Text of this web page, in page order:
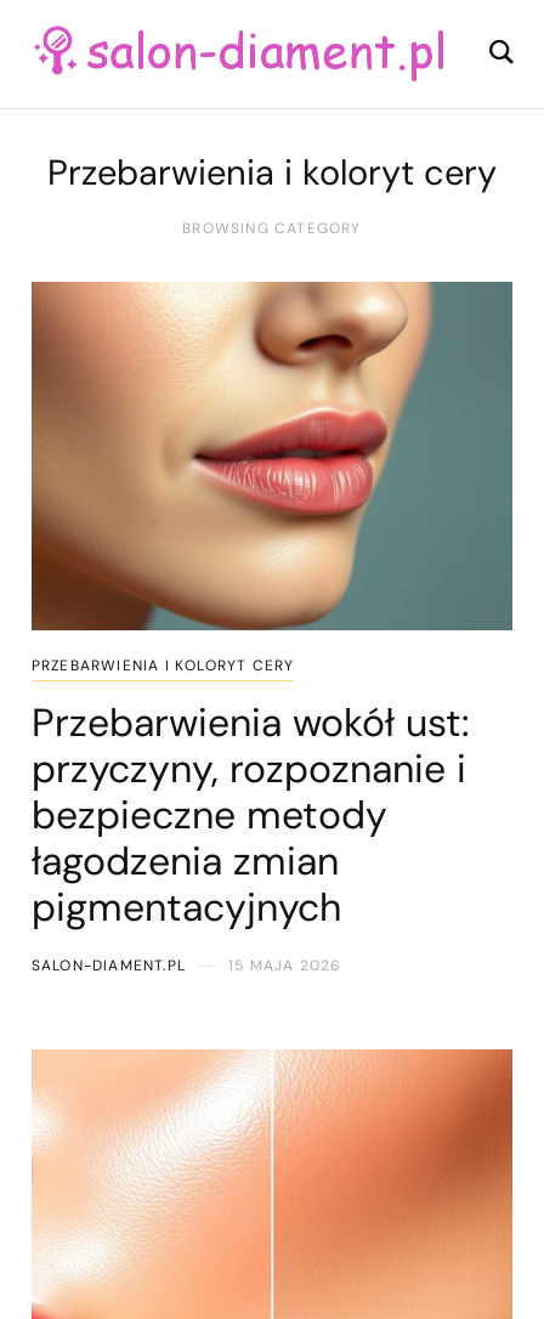
Przebarwienia i koloryt cery
BROWSING CATEGORY
PRZEBARWIENIA I KOLORYT CERY
Przebarwienia wokół ust:
przyczyny, rozpoznanie i
bezpieczne metody
łagodzenia zmian
pigmentacyjnych
SALON-DIAMENT.PL 15 MAJA 2026